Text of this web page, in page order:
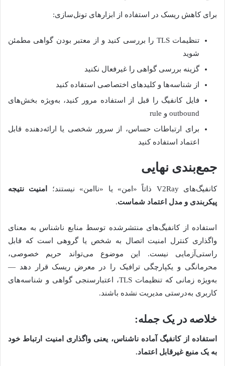
برای کاهش ریسک در استفاده از ابزارهای تونل‌سازی:
تنظیمات TLS را بررسی کنید و از معتبر بودن گواهی مطمئن
شوید
گزینه بررسی گواهی را غیرفعال نکنید
از شناسه‌ها و کلیدهای اختصاصی استفاده کنید
فایل کانفیگ را قبل از استفاده مرور کنید، به‌ویژه بخش‌های
outbound و rule
برای ارتباطات حساس، از سرور شخصی یا ارائه‌دهنده قابل
اعتماد استفاده کنید
جمع‌بندی نهایی
کانفیگ‌های V2Ray ذاتاً «امن» یا «ناامن» نیستند؛
امنیت نتیجه
پیکربندی و مدل اعتماد شماست.
استفاده از کانفیگ‌های منتشرشده توسط منابع ناشناس به معنای
واگذاری کنترل امنیت اتصال به شخص یا گروهی است که قابل
راستی‌آزمایی نیست. این موضوع می‌تواند حریم خصوصی،
محرمانگی و یکپارچگی ترافیک را در معرض ریسک قرار دهد —
به‌ویژه زمانی که تنظیمات TLS، اعتبارسنجی گواهی و شناسه‌های
کاربری به‌درستی مدیریت نشده باشند.
خلاصه در یک جمله:
استفاده از کانفیگ آماده ناشناس، یعنی واگذاری امنیت ارتباط خود
به یک منبع غیرقابل اعتماد.